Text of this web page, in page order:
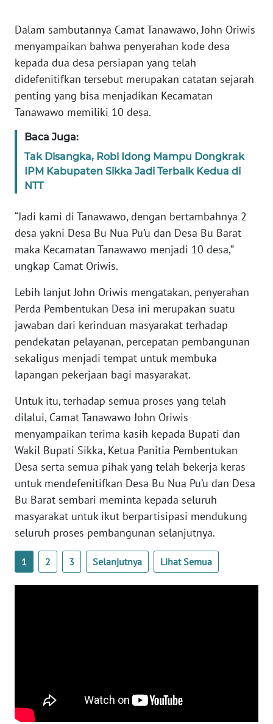
Dalam sambutannya Camat Tanawawo, John Oriwis
menyampaikan bahwa penyerahan kode desa
kepada dua desa persiapan yang telah
didefenitifkan tersebut merupakan catatan sejarah
penting yang bisa menjadikan Kecamatan
Tanawawo memiliki 10 desa.
Baca Juga:
Tak Disangka, Robi Idong Mampu Dongkrak
IPM Kabupaten Sikka Jadi Terbaik Kedua di
NTT
“Jadi kami di Tanawawo, dengan bertambahnya 2
desa yakni Desa Bu Nua Pu’u dan Desa Bu Barat
maka Kecamatan Tanawawo menjadi 10 desa,”
ungkap Camat Oriwis.
Lebih lanjut John Oriwis mengatakan, penyerahan
Perda Pembentukan Desa ini merupakan suatu
jawaban dari kerinduan masyarakat terhadap
pendekatan pelayanan, percepatan pembangunan
sekaligus menjadi tempat untuk membuka
lapangan pekerjaan bagi masyarakat.
Untuk itu, terhadap semua proses yang telah
dilalui, Camat Tanawawo John Oriwis
menyampaikan terima kasih kepada Bupati dan
Wakil Bupati Sikka, Ketua Panitia Pembentukan
Desa serta semua pihak yang telah bekerja keras
untuk mendefenitifkan Desa Bu Nua Pu’u dan Desa
Bu Barat sembari meminta kepada seluruh
masyarakat untuk ikut berpartisipasi mendukung
seluruh proses pembangunan selanjutnya.
1 2 3 Selanjutnya Lihat Semua
NTT
WN
KEPRI
WN
WN
PAPUA
BARAT
WN
RIAU
WN
SERAMBI
WN
JAMBI
WN
SULTRA
WN
WN
SULTENG
WN
SULBAR
WN